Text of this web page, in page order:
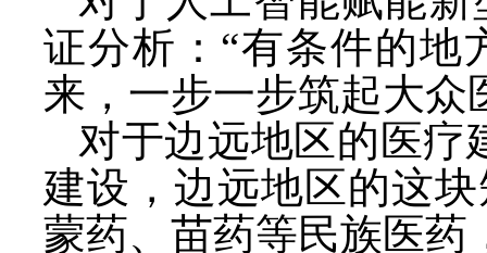
证分析： “有条件的地
来，一步一步筑起大众
对于边远地区的医疗
建设，边远地区的这
蒙药、苗药等民族医药